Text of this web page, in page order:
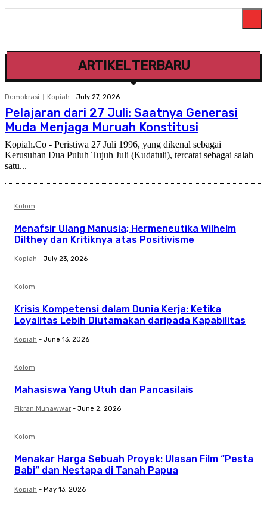
ARTIKEL TERBARU
Demokrasi Kopiah - July 27, 2026
Pelajaran dari 27 Juli: Saatnya Generasi
Muda Menjaga Muruah Konstitusi
Kopiah.Co - Peristiwa 27 Juli 1996, yang dikenal sebagai
Kerusuhan Dua Puluh Tujuh Juli (Kudatuli), tercatat sebagai salah
satu...
Kolom
Menafsir Ulang Manusia; Hermeneutika Wilhelm
Dilthey dan Kritiknya atas Positivisme
Kopiah - July 23, 2026
Kolom
Krisis Kompetensi dalam Dunia Kerja: Ketika
Loyalitas Lebih Diutamakan daripada Kapabilitas
Kopiah - June 13, 2026
Kolom
Mahasiswa Yang Utuh dan Pancasilais
Fikran Munawwar - June 2, 2026
Kolom
Menakar Harga Sebuah Proyek: Ulasan Film “Pesta
Babi” dan Nestapa di Tanah Papua
Kopiah - May 13, 2026